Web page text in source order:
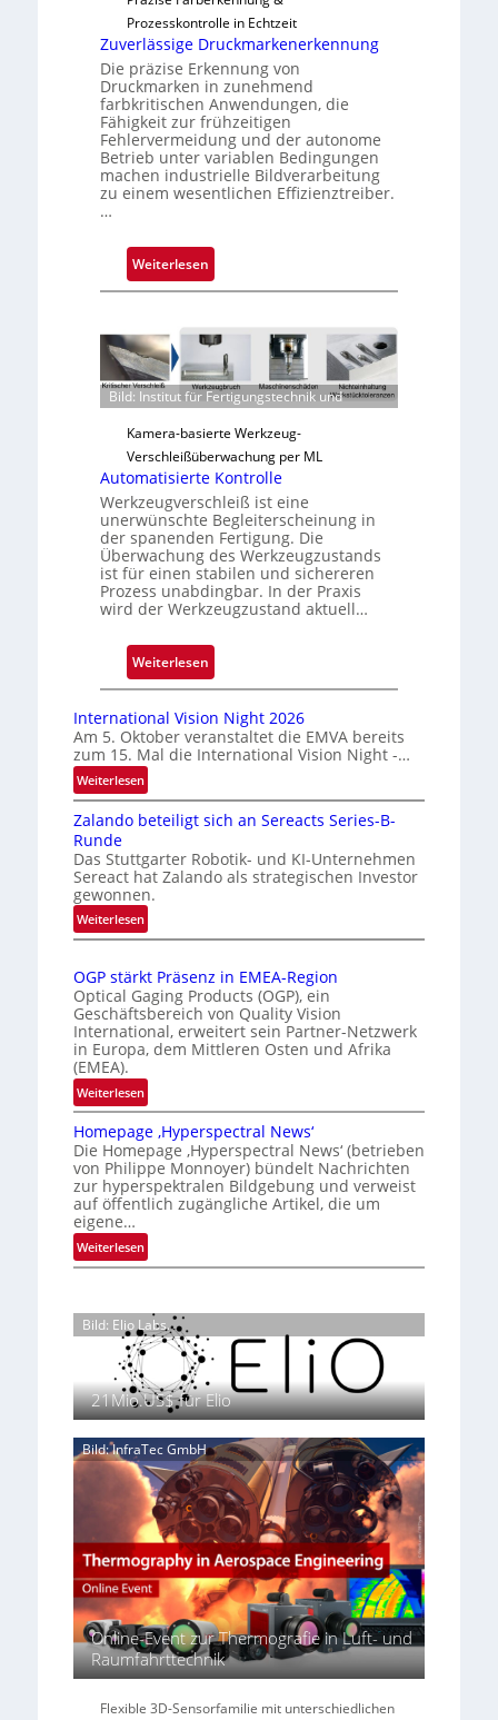
u
s
Prozesskontrolle in Echtzeit
Zuverlässige Druckmarkenerkennung
Die präzise Erkennung von
Druckmarken in zunehmend
farbkritischen Anwendungen, die
Fähigkeit zur frühzeitigen
Fehlervermeidung und der autonome
Betrieb unter variablen Bedingungen
machen industrielle Bildverarbeitung
zu einem wesentlichen Effizienztreiber.
…
Weiterlesen:
Z
v
r
l
s
i
g
e
D
r
u
k
m
r
k
n
e
k
n
n
g
Bild: Institut für Fertigungstechnik und
Kamera-basierte Werkzeug-
Verschleißüberwachung per ML
Automatisierte Kontrolle
Werkzeugverschleiß ist eine
unerwünschte Begleiterscheinung in
der spanenden Fertigung. Die
Überwachung des Werkzeugzustands
ist für einen stabilen und sichereren
Prozess unabdingbar. In der Praxis
wird der Werkzeugzustand aktuell…
Weiterlesen:
A
t
o
a
t
s
r
e
K
o
n
o
l
l
e
International Vision Night 2026
Am 5. Oktober veranstaltet die EMVA bereits
zum 15. Mal die International Vision Night -…
Weiterlesen:
I
n
e
r
n
a
o
n
a
l
i
s
i
o
n
N
g
h
0
2
6
Zalando beteiligt sich an Sereacts Series-B-
Runde
Das Stuttgarter Robotik- und KI-Unternehmen
Sereact hat Zalando als strategischen Investor
gewonnen.
Weiterlesen:
Z
l
a
n
d
b
e
t
e
i
l
i
g
t
c
h
a
n
S
e
r
e
a
c
t
S
e
r
i
e
s
OGP stärkt Präsenz in EMEA-Region
Optical Gaging Products (OGP), ein
Geschäftsbereich von Quality Vision
International, erweitert sein Partner-Netzwerk
in Europa, dem Mittleren Osten und Afrika
(EMEA).
Weiterlesen:
O
G
P
s
t
r
k
r
ä
s
e
n
i
n
E
M
A
-
R
e
g
i
o
n
Homepage ‚Hyperspectral News‘
Die Homepage ‚Hyperspectral News‘ (betrieben
von Philippe Monnoyer) bündelt Nachrichten
zur hyperspektralen Bildgebung und verweist
auf öffentlich zugängliche Artikel, die um
eigene…
Weiterlesen:
H
e
p
a
g
e
‚
H
y
p
e
r
s
p
c
t
r
l
Bild: Elio Labs.
21Mio.US$ für Elio
Bild: InfraTec GmbH
Online-Event zur Thermografie in Luft- und
Raumfahrttechnik
Flexible 3D-Sensorfamilie mit unterschiedlichen